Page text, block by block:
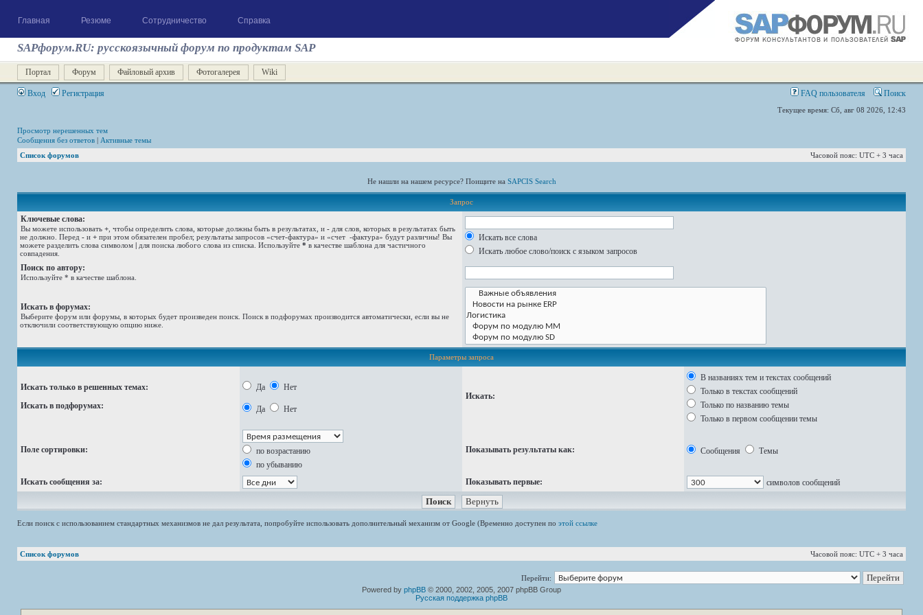
Главная Резюме Сотрудничество Справка
SAPфорум.RU: русскоязычный форум по продуктам SAP
Портал Форум Файловый архив Фотогалерея Wiki
Вход Регистрация FAQ пользователя Поиск
Текущее время: Сб, авг 08 2026, 12:43
Просмотр нерешенных тем
Сообщения без ответов | Активные темы
Список форумов
Часовой пояс: UTC + 3 часа
Не нашли на нашем ресурсе? Поищите на SAPCIS Search
Запрос
Ключевые слова:
Вы можете использовать + , чтобы определить слова, которые должны быть в результатах, и - для слов, которых в результатах быть
не должно. Перед - и + при этом обязателен пробел; результаты запросов «счет-фактура» и «счет -фактура» будут различны! Вы
можете разделить слова символом | для поиска любого слова из списка. Используйте * в качестве шаблона для частичного
совпадения.
Искать все слова
Искать любое слово/поиск с языком запросов
Поиск по автору:
Используйте * в качестве шаблона.
Искать в форумах:
Выберите форум или форумы, в которых будет произведен поиск. Поиск в подфорумах производится автоматически, если вы не
отключили соответствующую опцию ниже.
Параметры запроса
Искать только в решенных темах:
Искать в подфорумах:
Да Нет
Да Нет
Искать:
В названиях тем и текстах сообщений
Только в текстах сообщений
Только по названию темы
Только в первом сообщении темы
Поле сортировки:
по возрастанию
по убыванию
Показывать результаты как: Сообщения Темы
Искать сообщения за: Показывать первые: символов сообщений
Если поиск с использованием стандартных механизмов не дал результата, попробуйте использовать дополнительный механизм от Google (Временно доступен по этой ссылке
Список форумов Часовой пояс: UTC + 3 часа
Перейти:
Powered by phpBB © 2000, 2002, 2005, 2007 phpBB Group
Русская поддержка phpBB